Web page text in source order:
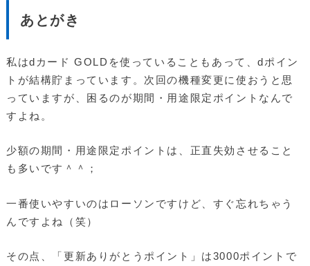
あとがき
私はdカード GOLDを使っていることもあって、dポイン
トが結構貯まっています。次回の機種変更に使おうと思
っていますが、困るのが期間・用途限定ポイントなんで
すよね。
少額の期間・用途限定ポイントは、正直失効させること
も多いです＾＾；
一番使いやすいのはローソンですけど、すぐ忘れちゃう
んですよね（笑）
その点、「更新ありがとうポイント」は3000ポイントで